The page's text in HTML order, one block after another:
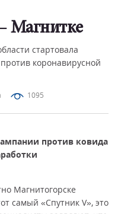
1095
Магнитке
стартовала
коронавирусной
против ковида
Магнитогорске
самый «Спутник V», это